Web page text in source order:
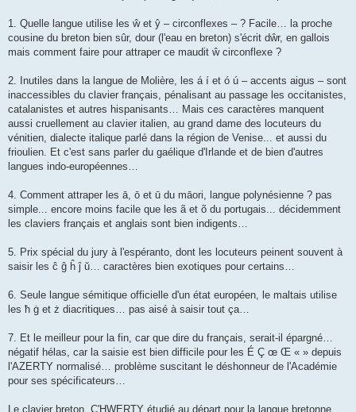
1. Quelle langue utilise les ŵ et ŷ – circonflexes – ? Facile… la proche
cousine du breton bien sûr, dour (l'eau en breton) s'écrit dŵr, en gallois
mais comment faire pour attraper ce maudit ŵ circonflexe ?
2. Inutiles dans la langue de Molière, les á í et ó ú – accents aigus – sont
inaccessibles du clavier français, pénalisant au passage les occitanistes,
catalanistes et autres hispanisants… Mais ces caractères manquent
aussi cruellement au clavier italien, au grand dame des locuteurs du
vénitien, dialecte italique parlé dans la région de Venise... et aussi du
frioulien. Et c'est sans parler du gaélique d'Irlande et de bien d'autres
langues indo-européennes…
4. Comment attraper les ā, ō et ū du māori, langue polynésienne ? pas
simple... encore moins facile que les ã et õ du portugais... décidemment
les claviers français et anglais sont bien indigents…
5. Prix spécial du jury à l'espéranto, dont les locuteurs peinent souvent à
saisir les ĉ ĝ ĥ ĵ ŭ… caractères bien exotiques pour certains…
6. Seule langue sémitique officielle d'un état européen, le maltais utilise
les ħ ġ et ż diacritiques… pas aisé à saisir tout ça…
7. Et le meilleur pour la fin, car que dire du français, serait-il épargné…
négatif hélas, car la saisie est bien difficile pour les É Ç œ Œ « » depuis
l'AZERTY normalisé… problème suscitant le déshonneur de l'Académie
pour ses spécificateurs…
Le clavier breton, C'HWERTY étudié au départ pour la langue bretonne,